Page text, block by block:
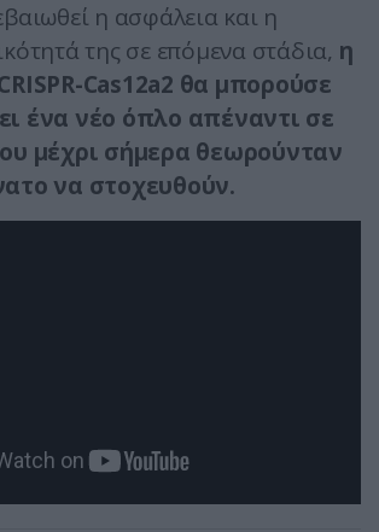
η ασφάλεια και η
της σε επόμενα στάδια, η
Cas12a2 θα μπορούσε
ένα νέο όπλο απέναντι σε
μέχρι σήμερα θεωρούνταν
να στοχευθούν.